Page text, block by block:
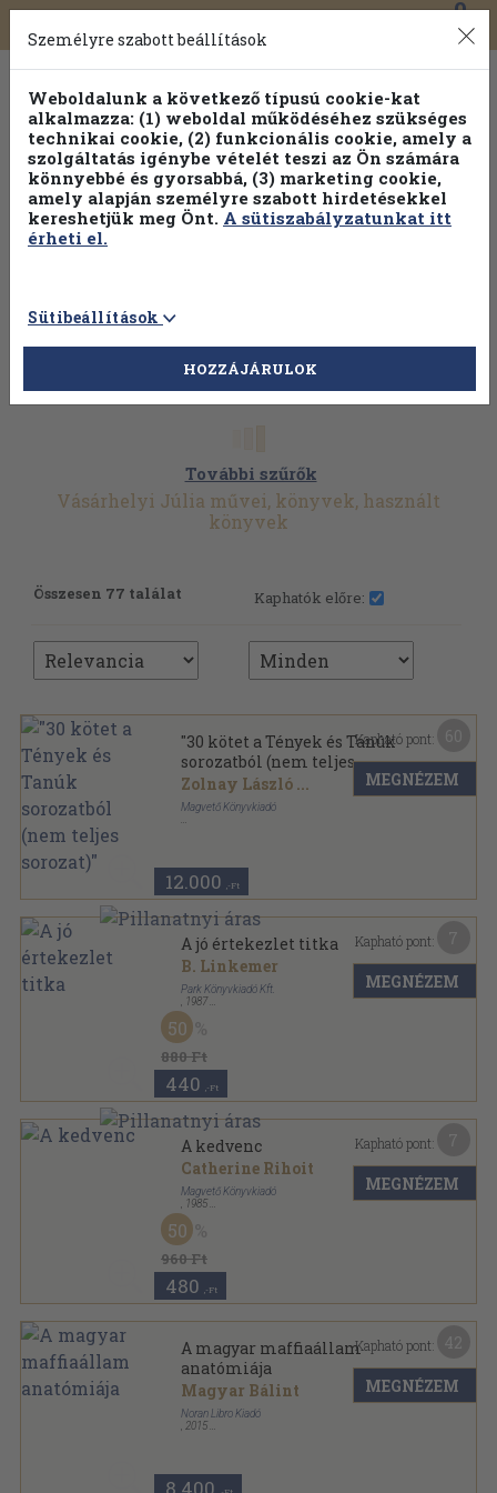
Toggle
navigation
0
További szűrők
Vásárhelyi Júlia művei, könyvek, használt
könyvek
Összesen 77 találat Kaphatók előre:
"30 kötet a Tények és Tanúk
sorozatból (nem teljes
sorozat)"
Zolnay László ...
Magvető Könyvkiadó
12.000 ,-Ft
Kapható pont:
MEGNÉZEM
A jó értekezlet titka
B. Linkemer
Park Könyvkiadó Kft.
1987
Ragasztott papírkötés
Menedzserek kiskönyvtára sorozat
880 Ft
50
440 ,-Ft
Kapható pont:
MEGNÉZEM
A kedvenc
Catherine Rihoit
Magvető Könyvkiadó
1985
Vászon
Világkönyvtár sorozat
960 Ft
50
480 ,-Ft
Kapható pont:
MEGNÉZEM
A magyar maffiaállam
anatómiája
Magyar Bálint
Noran Libro Kiadó
2015
Kapható pont:
MEGNÉZEM
Személyre szabott beállítások
Weboldalunk a következő típusú cookie-kat
alkalmazza: (1) weboldal működéséhez szükséges
technikai cookie, (2) funkcionális cookie, amely a
szolgáltatás igénybe vételét teszi az Ön számára
könnyebbé és gyorsabbá, (3) marketing cookie,
amely alapján személyre szabott hirdetésekkel
kereshetjük meg Önt. A sütiszabályzatunkat itt
érheti el.
Sütibeállítások
HOZZÁJÁRULOK